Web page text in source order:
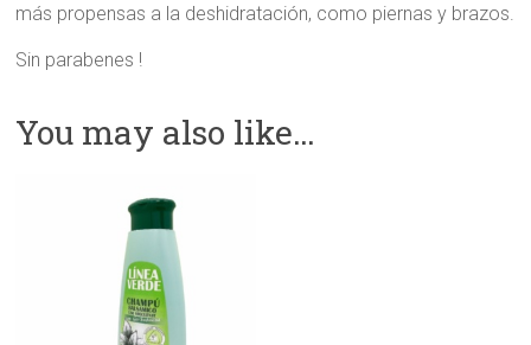
más propensas a la deshidratación, como piernas y brazos.
Sin parabenes !
You may also like…